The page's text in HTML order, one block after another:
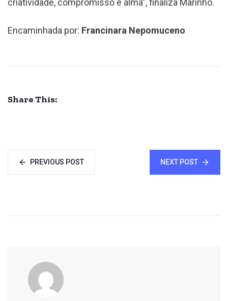
criatividade, compromisso e alma”, finaliza Marinho.
Encaminhada por: Francinara Nepomuceno
Share This:
PREVIOUS POST NEXT POST